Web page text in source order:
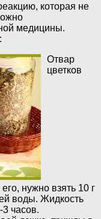
которая не
медицины.
Отвар
цветков
нужно взять 10 г
воды. Жидкость
3 часов.